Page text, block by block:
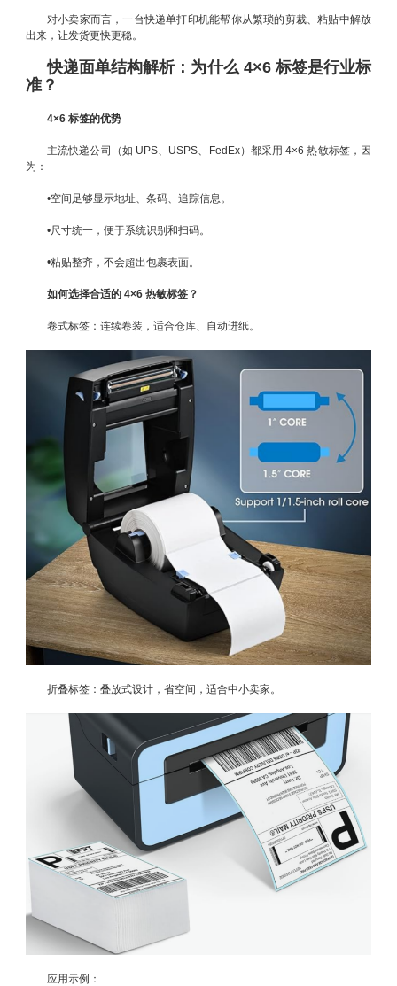
对小卖家而言，一台快递单打印机能帮你从繁琐的剪裁、粘贴中解放
出来，让发货更快更稳。
快递面单结构解析：为什么 4×6 标签是行业标
准？
4×6 标签的优势
主流快递公司（如 UPS、USPS、FedEx）都采用 4×6 热敏标签，因
为：
•空间足够显示地址、条码、追踪信息。
•尺寸统一，便于系统识别和扫码。
•粘贴整齐，不会超出包裹表面。
如何选择合适的 4×6 热敏标签？
卷式标签：连续卷装，适合仓库、自动进纸。
折叠标签：叠放式设计，省空间，适合中小卖家。
应用示例：